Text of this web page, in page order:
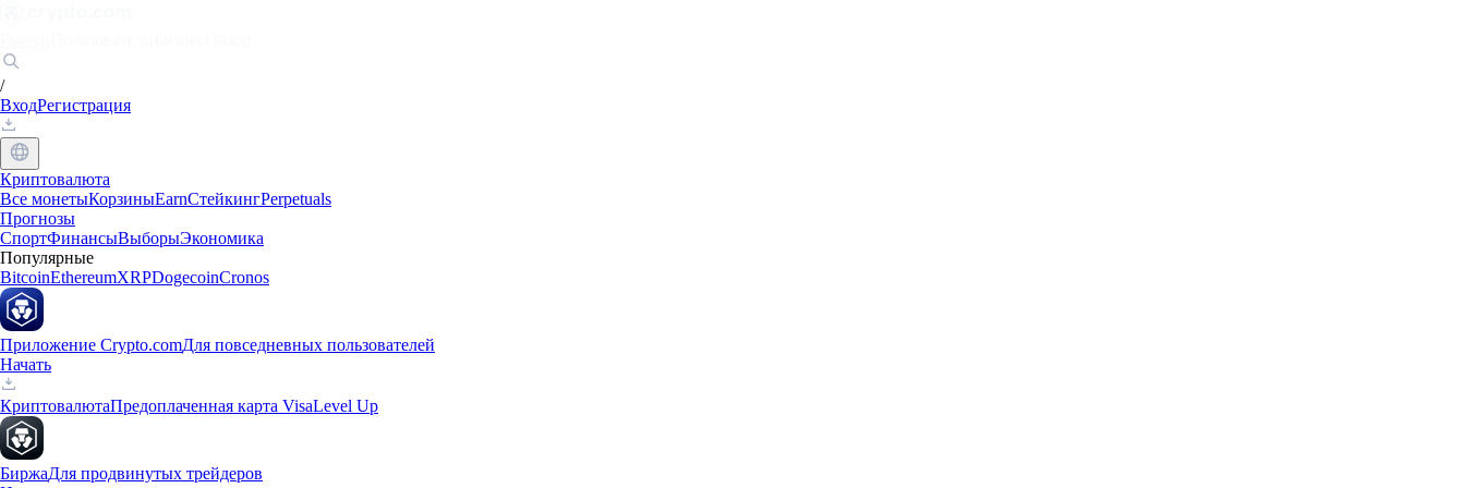
/
ВходРегистрация
Криптовалюта
Все монетыКорзиныEarnСтейкингPerpetuals
Прогнозы
СпортФинансыВыборыЭкономика
Популярные
BitcoinEthereumXRPDogecoinCronos
Приложение Crypto.comДля повседневных пользователей
Начать
КриптовалютаПредоплаченная карта VisaLevel Up
БиржаДля продвинутых трейдеров